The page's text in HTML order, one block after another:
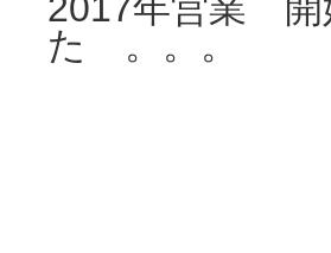
2017年営
た 。。。